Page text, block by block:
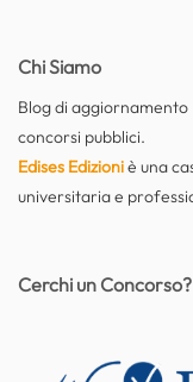
Chi Siamo
Blog di
concorsi pubblici.
Edises Edizioniè una
universitaria e
Cerchi un